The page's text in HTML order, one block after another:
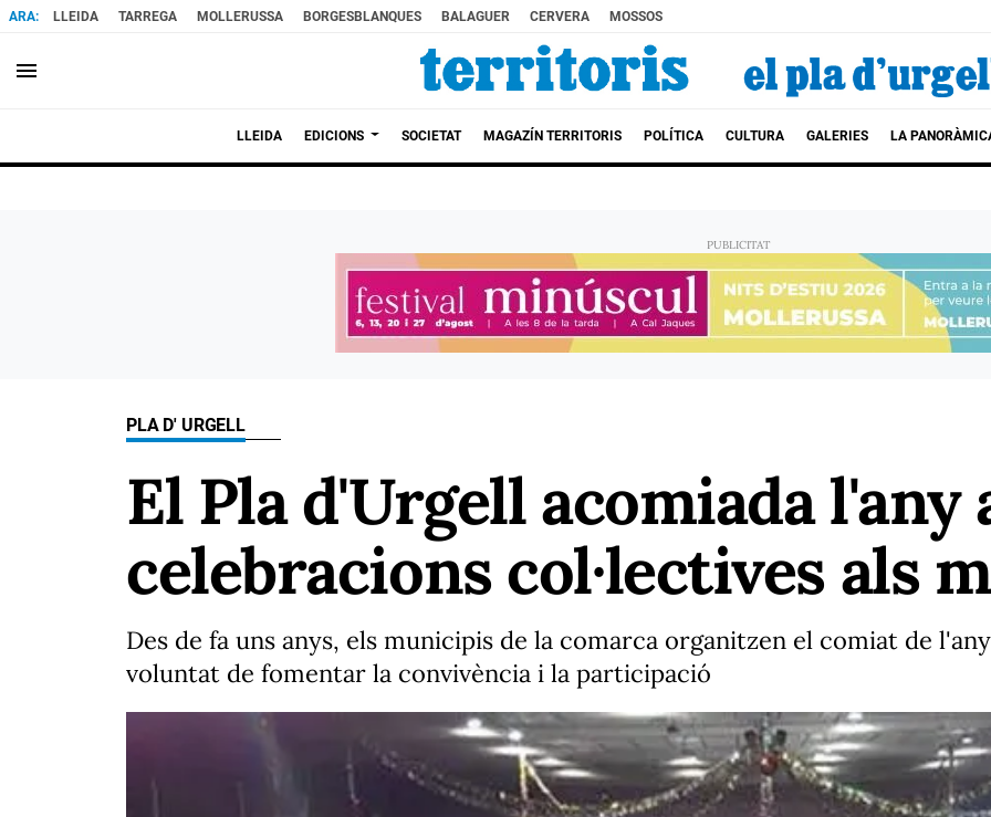
LLEIDA TARREGA MOLLERUSSA BORGESBLANQUES BALAGUER CERVERA MOSSOS
menu
LLEIDA EDICIONS SOCIETAT MAGAZÍN TERRITORIS POLÍTICA CULTURA GALERIES LA
PLA D' URGELL
El Pla d'Urgell acomiada l'any
celebracions col·lectives als
Des de fa uns anys, els municipis de la comarca organitzen el comiat de
voluntat de fomentar la convivència i la participació